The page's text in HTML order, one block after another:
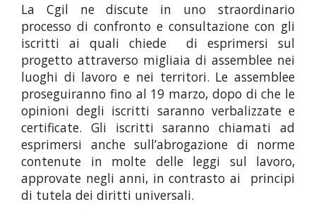
La Cgil ne discute in uno straordinario
processo di confronto e consultazione con gli
iscritti ai quali chiede di esprimersi sul
progetto attraverso migliaia di assemblee nei
luoghi di lavoro e nei territori. Le assemblee
proseguiranno fino al 19 marzo, dopo di che le
opinioni degli iscritti saranno verbalizzate e
certificate. Gli iscritti saranno chiamati ad
esprimersi anche sull’abrogazione di norme
contenute in molte delle leggi sul lavoro,
approvate negli anni, in contrasto ai principi
di tutela dei diritti universali.